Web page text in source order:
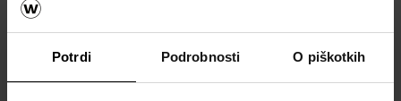
Potrdi Podrobnosti O piškotkih
izračun
material